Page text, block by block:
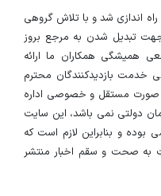
سایت ایران استخدام در تاریخ ۱۳۹۱/۱/۱۰ راه اندازی شد و با تلاش گروهی
جهت تبدیل شدن به مرجع بروز
همیشگی همکاران ما ارائه
خدمت بازدیدکنندگان محترم
صورت مستقل و خصوصی اداره
دولتی نمی باشد، این سایت
بوده و بنابراین لازم است که
به صحت و سقم اخبار منتشر